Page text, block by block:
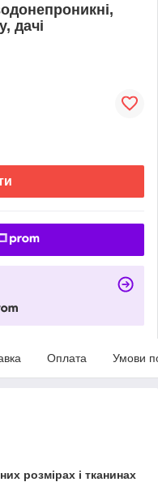
дачі
Оплата Умови
розмірах і тканинах